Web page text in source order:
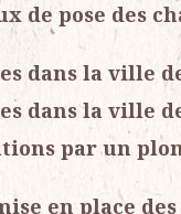
de pose des
dans la ville
dans la ville
par un
en place